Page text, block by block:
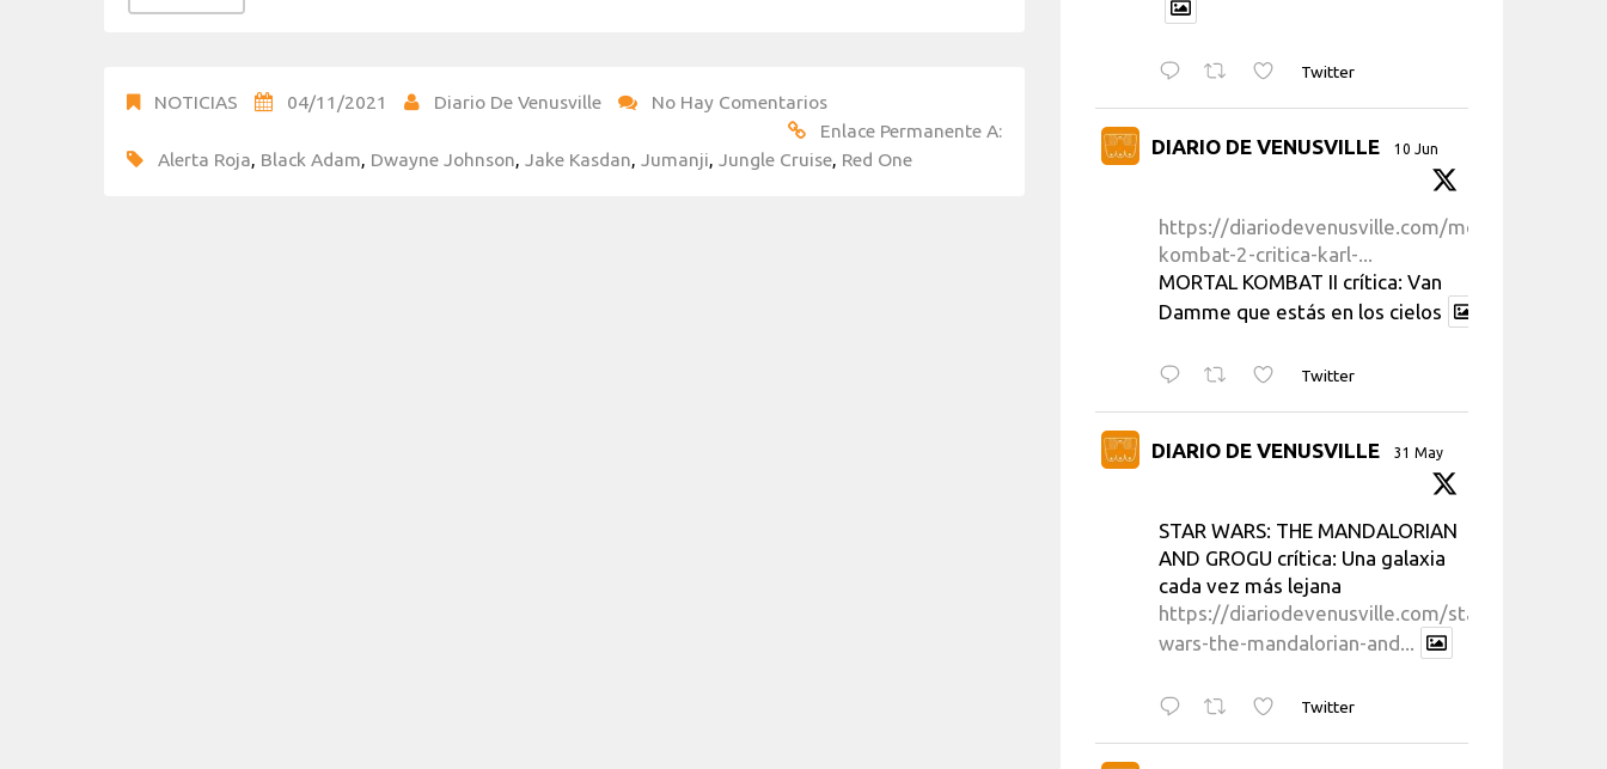
NOTICIAS 04/11/2021 Diario De Venusville
No Hay Comentarios
Enlace Permanente A:
Alerta Roja, Black Adam, Dwayne Johnson, Jake Kasdan, Jumanji, Jungle Cruise, Red One
Twitter
DIARIO DE VENUSVILLE 10 Jun
https://diariodevenusville.com/mortal-
kombat-2-critica-karl-...
MORTAL KOMBAT II crítica: Van
Damme que estás en los cielos
Twitter
DIARIO DE VENUSVILLE 31 May
STAR WARS: THE MANDALORIAN
AND GROGU crítica: Una galaxia
cada vez más lejana
https://diariodevenusville.com/star-
wars-the-mandalorian-and...
Twitter